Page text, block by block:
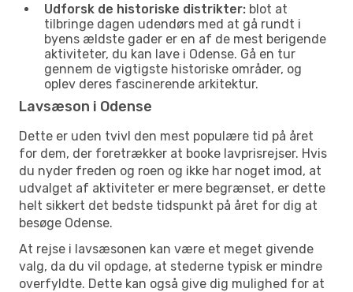
Udforsk de historiske distrikter: blot at
tilbringe dagen udendørs med at gå rundt i
byens ældste gader er en af de mest berigende
aktiviteter, du kan lave i Odense. Gå en tur
gennem de vigtigste historiske områder, og
oplev deres fascinerende arkitektur.
Lavsæson i Odense
Dette er uden tvivl den mest populære tid på året
for dem, der foretrækker at booke lavprisrejser. Hvis
du nyder freden og roen og ikke har noget imod, at
udvalget af aktiviteter er mere begrænset, er dette
helt sikkert det bedste tidspunkt på året for dig at
besøge Odense.
At rejse i lavsæsonen kan være et meget givende
valg, da du vil opdage, at stederne typisk er mindre
overfyldte. Dette kan også give dig mulighed for at